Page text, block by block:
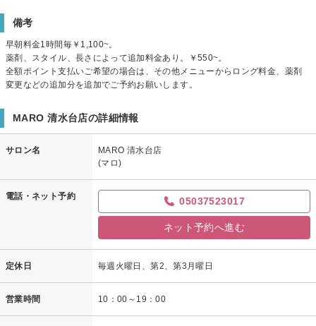
備考
早朝料金1時間毎￥1,100~。
薬剤、スタイル、長さによって追加料金あり。￥550~。
全額ポイント支払いご希望の場合は、その他メニューからロング料金、薬剤
変更などの追加分を追加でご予約お願いします。
MARO 清水台店の詳細情報
サロン名
MARO 清水台店
(マロ)
電話・ネット予約 05037523017
ネット予約へ進む
定休日 毎週火曜日、第2、第3月曜日
営業時間 10：00～19：00